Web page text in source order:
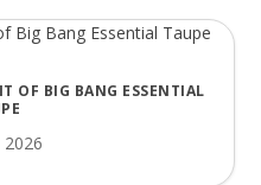
OF BIG BANG ESSENTIAL
2026